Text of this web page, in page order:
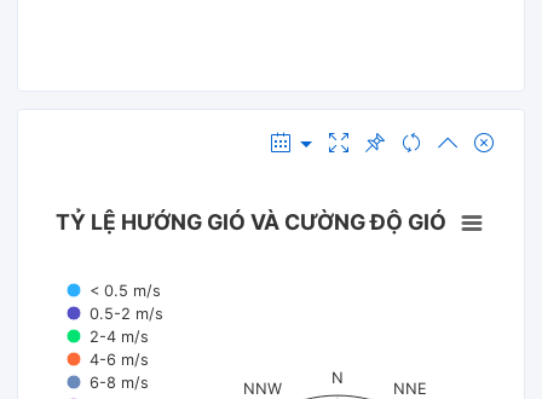
TỶ LỆ HƯỚNG GIÓ VÀ CƯỜNG ĐỘ GIÓ
< 0.5 m/s
0.5-2 m/s
2-4 m/s
4-6 m/s
6-8 m/s
N
NNE
NNW